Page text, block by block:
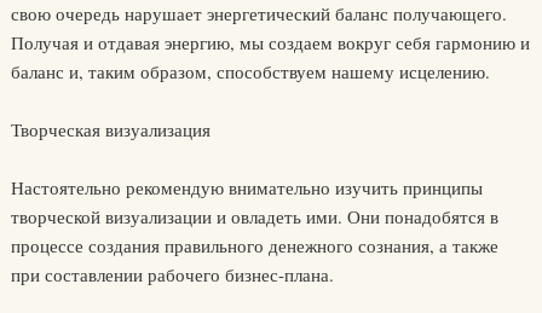
свою очередь нарушает энергетический баланс получающего.
Получая и отдавая энергию, мы создаем вокруг себя гармонию и
баланс и, таким образом, способствуем нашему исцелению.
Творческая визуализация
Настоятельно рекомендую внимательно изучить принципы
творческой визуализации и овладеть ими. Они понадобятся в
процессе создания правильного денежного сознания, а также
при составлении рабочего бизнес-плана.